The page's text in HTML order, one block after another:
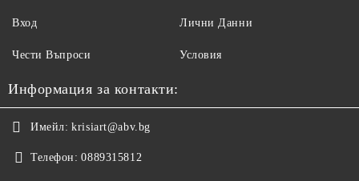
Вход
Чести Въпроси
Лични Данни
Условия
Информация за контакти:
Имейл: krisiart@abv.bg
Телефон: 0889315812